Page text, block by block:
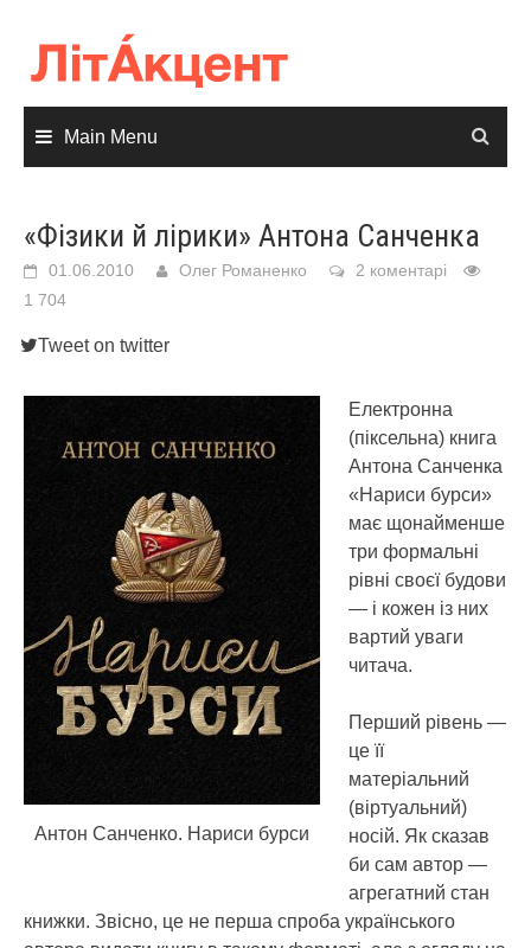
content
Main Menu
«Фізики й лірики» Антона Санченка
01.06.2010 Олег Романенко
2 коментарі
1 704
Tweet on twitter
Антон Санченко. Нариси бурси
Електронна
(піксельна) книга
Антона Санченка
«Нариси бурси»
має щонайменше
три формальні
рівні своєї будови
— і кожен із них
вартий уваги
читача.
Перший рівень —
це її
матеріальний
(віртуальний)
носій. Як сказав
би сам автор —
агрегатний стан
книжки. Звісно, це не перша спроба українського